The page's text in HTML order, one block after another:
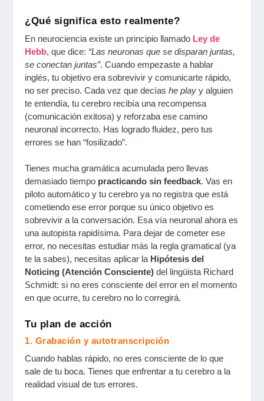
¿Qué significa esto realmente?
En neurociencia existe un principio llamado Ley de
Hebb, que dice: “Las neuronas que se disparan juntas,
se conectan juntas”. Cuando empezaste a hablar
inglés, tu objetivo era sobrevivir y comunicarte rápido,
no ser preciso. Cada vez que decíashe play y alguien
te entendía, tu cerebro recibía una recompensa
(comunicación exitosa) y reforzaba ese camino
neuronal incorrecto. Has logrado fluidez, pero tus
errores se han “fosilizado”.
Tienes mucha gramática acumulada pero llevas
demasiado tiempo practicando sin feedback. Vas en
piloto automático y tu cerebro ya no registra que está
cometiendo ese error porque su único objetivo es
sobrevivir a la conversación. Esa vía neuronal ahora es
una autopista rapidísima. Para dejar de cometer ese
error, no necesitas estudiar más la regla gramatical (ya
te la sabes), necesitas aplicar la Hipótesis del
Noticing (Atención Consciente) del lingüista Richard
Schmidt: si no eres consciente del error en el momento
en que ocurre, tu cerebro no lo corregirá.
Tu plan de acción
1. Grabación y autotranscripción
Cuando hablas rápido, no eres consciente de lo que
sale de tu boca. Tienes que enfrentar a tu cerebro a la
realidad visual de tus errores.